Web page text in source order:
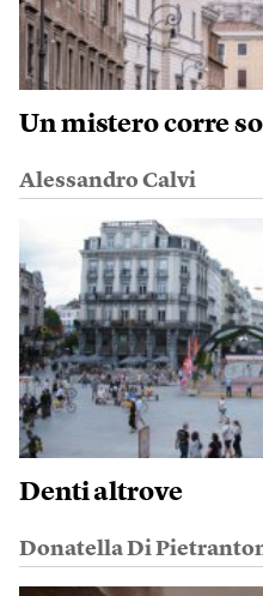
Un mistero corre
Alessandro Calvi
Denti altrove
Donatella Di